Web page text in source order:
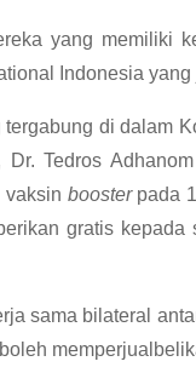
yang memiliki
Indonesia
di dalam
Tedros
vaksin boosterpada
gratis
sama bilateral